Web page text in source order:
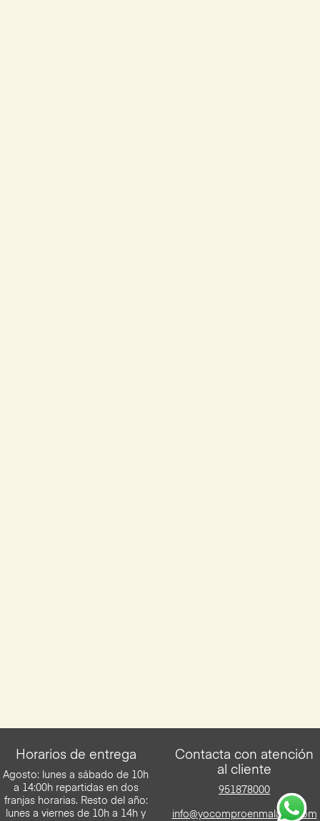
Horarios de entrega
Agosto: lunes a sábado de 10h
a 14:00h repartidas en dos
franjas horarias. Resto del año:
lunes a viernes de 10h a 14h y
Contacta con atención
al cliente
951878000
info@yocomproenmalaga.com